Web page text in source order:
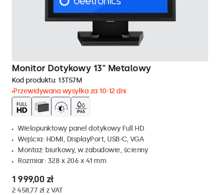
Monitor Dotykowy 13" Metalowy
Kod produktu: 13TS7M
Przewidywana wysyłka za 10-12 dni
Wielopunktowy panel dotykowy Full HD
Wejścia: HDMI, DisplayPort, USB-C, VGA
Montaż: biurkowy, w zabudowie, ścienny
Rozmiar: 328 x 206 x 41 mm
1 999,00 zł
2 458,77 zł z VAT